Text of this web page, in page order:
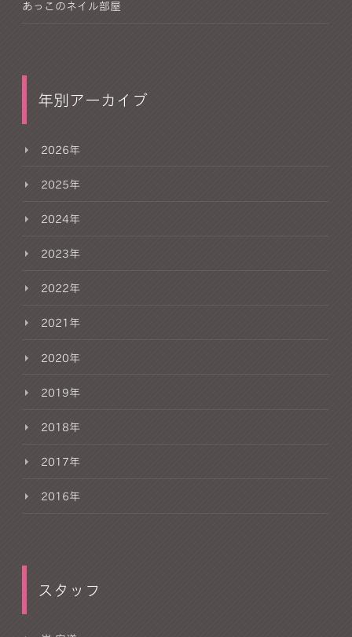
あっこのネイル部屋
年別アーカイブ
2026年
2025年
2024年
2023年
2022年
2021年
2020年
2019年
2018年
2017年
2016年
スタッフ